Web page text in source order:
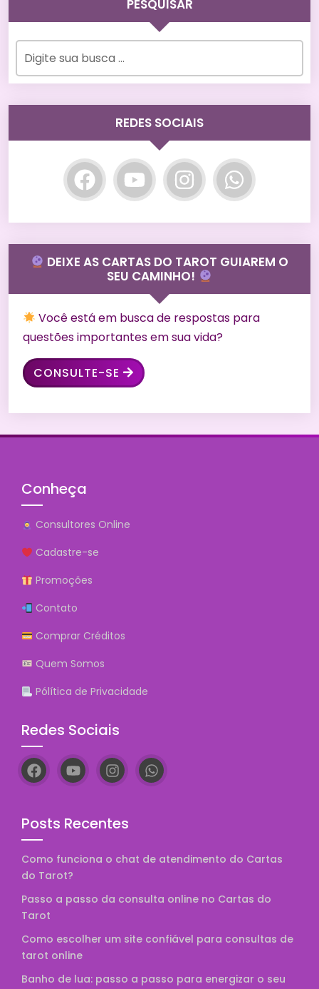
PESQUISAR
REDES SOCIAIS
DEIXE AS CARTAS DO TAROT GUIAREM O
SEU CAMINHO!
Você está em busca de respostas para
questões importantes em sua vida?
CONSULTE-SE
Conheça
Consultores Online
Cadastre-se
Promoções
Contato
Comprar Créditos
Quem Somos
Pólítica de Privacidade
Redes Sociais
Posts Recentes
Como funciona o chat de atendimento do Cartas
do Tarot?
Passo a passo da consulta online no Cartas do
Tarot
Como escolher um site confiável para consultas de
tarot online
Banho de lua: passo a passo para energizar o seu